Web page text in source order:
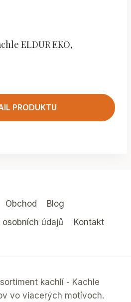
ELDUR EKO,
PRODUKTU
Obchod
Blog
údajů
Kontakt
kachlí - Kachle
vo viacerých motívoch.